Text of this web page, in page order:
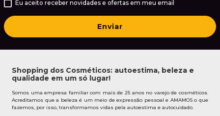
Eu aceito receber novidades e ofertas em meu email
Enviar
Shopping dos Cosméticos: autoestima, beleza e
qualidade em um só lugar!
Somos uma empresa familiar com mais de 25 anos no varejo de cosméticos.
Acreditamos que a beleza é um meio de expressão pessoal e AMAMOS o que
fazemos, por isso, transformamos vidas pela autoestima e autocuidado.